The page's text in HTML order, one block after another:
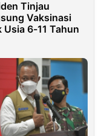
Tinjau
Vaksinasi
Usia 6-11 Tahun